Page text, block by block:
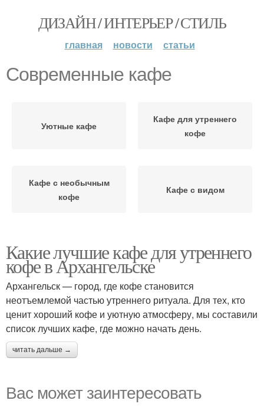
ДИЗАЙН / ИНТЕРЬЕР / СТИЛЬ
главная новости статьи
Современные кафе
Уютные кафе
Кафе для утреннего
кофе
Кафе с необычным
кофе
Кафе с видом
Какие лучшие кафе для утреннего
кофе в Архангельске
Архангельск — город, где кофе становится
неотъемлемой частью утреннего ритуала. Для тех, кто
ценит хороший кофе и уютную атмосферу, мы составили
список лучших кафе, где можно начать день.
читать дальше →
Вас может заинтересовать